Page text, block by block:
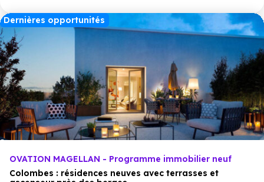
Dernières opportunités
OVATION MAGELLAN - Programme immobilier neuf
Colombes : résidences neuves avec terrasses et